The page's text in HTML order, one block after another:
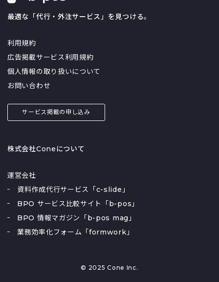
最適な「代行・外注サービス」を見つける。
利用規約
広告掲載サービス利用規約
個人情報の取り扱いについて
お問い合わせ
サービス掲載の申し込み
株式会社Coneについて
運営会社
資料作成代行サービス「c-slide」
BPO サービス比較サイト「b-pos」
BPO 情報マガジン「b-pos mag」
業務効率化フォーム「formwork」
© 2025 Cone Inc.